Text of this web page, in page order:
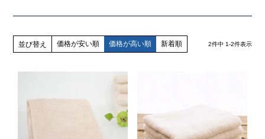
並び替え 価格が安い順 価格が高い順 新着順 2件中 1-2件表示